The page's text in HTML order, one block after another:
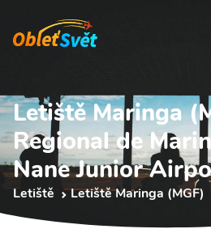
Letiště Maringa
Regional de
Nane Junior
Letiště Letiště Maringa (MGF)